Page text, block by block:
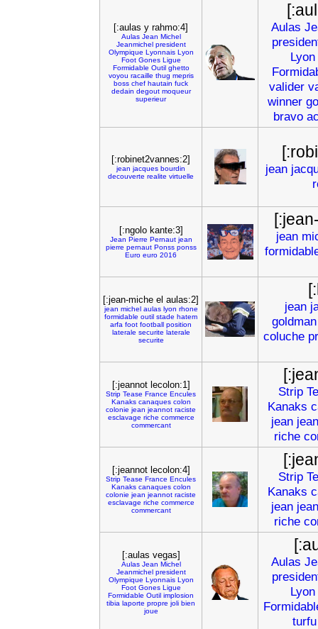
[:aulas y rahmo:4]
Aulas Jean Michel
Jeanmichel president
Olympique Lyonnais Lyon
Foot Gones Ligue
Formidable Outil ghetto
voyou racaille thug mepris
boss chef hautain fuck
dedain degout moqueur
superieur
Aulas
Lyon
valider
winner
bravo
[:robinet2vannes:2]
jean jacques bourdin
decouverte realite virtuelle
jean
[:ngolo kante:3]
Jean Pierre Pernaut jean
pierre pernaut Ponss ponss
Euro euro 2016
jean
[:jean-miche el aulas:2]
jean michel aulas lyon rhone
formidable outil stade hatem
arfa foot football position
laterale securite laterale
securite
jean
goldman
coluche
[:jeannot lecolon:1]
Strip Tease France Encules
Kanaks canaques colon
colonie jean jeannot raciste
esclavage riche commerce
commercant
Strip
Kanaks
jean
riche
[:jeannot lecolon:4]
Strip Tease France Encules
Kanaks canaques colon
colonie jean jeannot raciste
esclavage riche commerce
commercant
Strip
Kanaks
jean
riche
[:aulas vegas]
Aulas Jean Michel
Jeanmichel president
Olympique Lyonnais Lyon
Foot Gones Ligue
Formidable Outil implosion
tibia laporte propre joli bien
joue
Aulas
Lyon
turfu